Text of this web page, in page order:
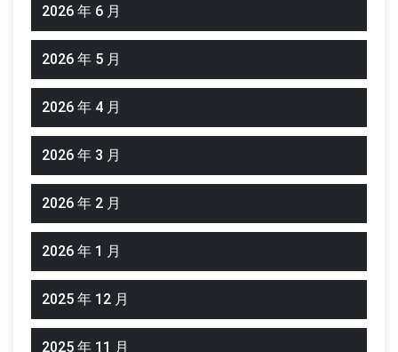
2026 年 6 月
2026 年 5 月
2026 年 4 月
2026 年 3 月
2026 年 2 月
2026 年 1 月
2025 年 12 月
2025 年 11 月